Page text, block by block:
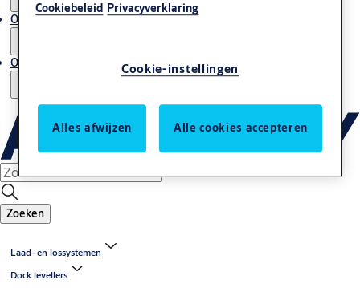
Onze expertise
Over ons
Zoeken
Laad- en lossystemen
Dock levellers
Cookiebeleid Privacyverklaring
Cookie-instellingen
Alles afwijzen Alle cookies accepteren